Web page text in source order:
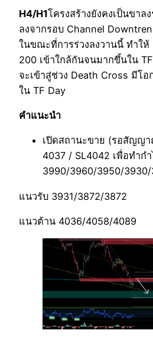
H4/H1โครงสร้างยังคงเป็นขาล
ลงจากรอบ Channel
ในขณะที่การร่วงลงวานนี้ ทำให้
200 เข้าใกล้กันจนมากขึ้นใน
จะเข้าสู่ช่วง Death Cross มีโ
ใน TF Day
คำแนะนำ
เปิดสถานะขาย (รอสัญญ
4037 / SL4042 เพื่อทำกำ
3990/3960/3950/
แนวรับ 3931/3872/3872
แนวต้าน 4036/4058/4089